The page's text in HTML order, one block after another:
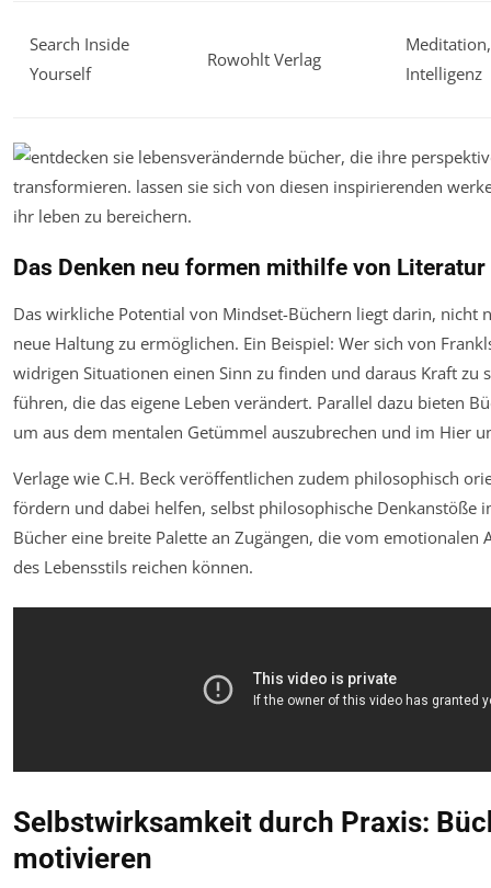
Search Inside
Yourself
Rowohlt Verlag
Intelligenz
Das Denken neu formen mithilfe von Literatur
Das wirkliche Potential von Mindset-Büchern liegt darin, nicht
neue Haltung zu ermöglichen. Ein Beispiel: Wer sich von
widrigen Situationen einen Sinn zu finden und daraus Kraft zu
führen, die das eigene Leben verändert. Parallel dazu bieten
um aus dem mentalen Getümmel auszubrechen und im Hier
Verlage wie C.H. Beck veröffentlichen zudem philosophisch
fördern und dabei helfen, selbst philosophische Denkanstöße
Bücher eine breite Palette an Zugängen, die vom emotionalen
des Lebensstils reichen können.
Selbstwirksamkeit durch Praxis:
motivieren